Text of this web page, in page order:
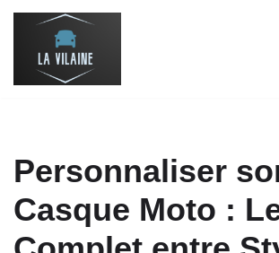
Personnaliser
Casque Moto :